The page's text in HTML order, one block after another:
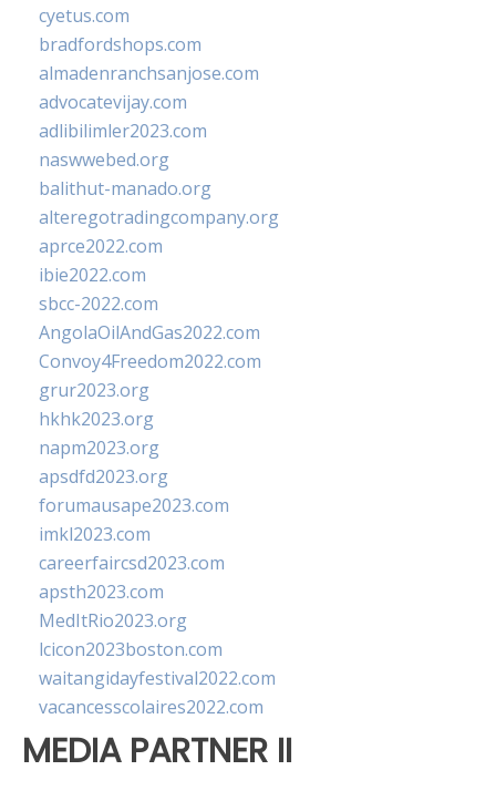
cyetus.com
bradfordshops.com
almadenranchsanjose.com
advocatevijay.com
adlibilimler2023.com
naswwebed.org
balithut-manado.org
alteregotradingcompany.org
aprce2022.com
ibie2022.com
sbcc-2022.com
AngolaOilAndGas2022.com
Convoy4Freedom2022.com
grur2023.org
hkhk2023.org
napm2023.org
apsdfd2023.org
forumausape2023.com
imkl2023.com
careerfaircsd2023.com
apsth2023.com
MedItRio2023.org
lcicon2023boston.com
waitangidayfestival2022.com
vacancesscolaires2022.com
MEDIA PARTNER II